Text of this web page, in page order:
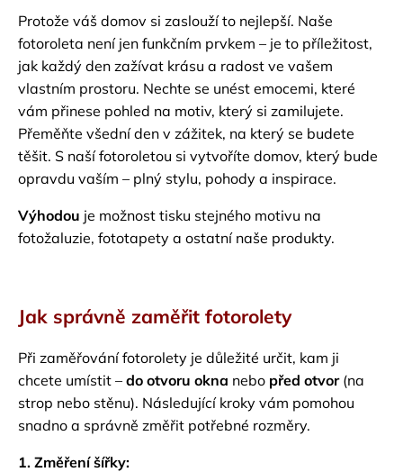
Protože váš domov si zaslouží to nejlepší. Naše
fotoroleta není jen funkčním prvkem – je to příležitost,
jak každý den zažívat krásu a radost ve vašem
vlastním prostoru. Nechte se unést emocemi, které
vám přinese pohled na motiv, který si zamilujete.
Přeměňte všední den v zážitek, na který se budete
těšit. S naší fotoroletou si vytvoříte domov, který bude
opravdu vaším – plný stylu, pohody a inspirace.
Výhodou je možnost tisku stejného motivu na
fotožaluzie, fototapety a ostatní naše produkty.
Jak správně zaměřit fotorolety
Při zaměřování fotorolety je důležité určit, kam ji
chcete umístit – do otvoru okna nebo před otvor(na
strop nebo stěnu). Následující kroky vám pomohou
snadno a správně změřit potřebné rozměry.
1. Změření šířky: